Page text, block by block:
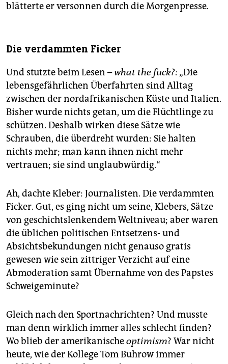
blätterte er versonnen durch die Morgenpresse.
Die verdammten Ficker
Und stutzte beim Lesen –what the fuck?: „Die
lebensgefährlichen Überfahrten sind Alltag
zwischen der nordafrikanischen Küste und Italien.
Bisher wurde nichts getan, um die Flüchtlinge zu
schützen. Deshalb wirken diese Sätze wie
Schrauben, die überdreht wurden: Sie halten
nichts mehr; man kann ihnen nicht mehr
vertrauen; sie sind unglaubwürdig.“
Ah, dachte Kleber: Journalisten. Die verdammten
Ficker. Gut, es ging nicht um seine, Klebers, Sätze
von geschichtslenkendem Weltniveau; aber waren
die üblichen politischen Entsetzens- und
Absichtsbekundungen nicht genauso gratis
gewesen wie sein zittriger Verzicht auf eine
Abmoderation samt Übernahme von des Papstes
Schweigeminute?
Gleich nach den Sportnachrichten? Und musste
man denn wirklich immer alles schlecht finden?
Wo blieb der amerikanischeoptimism? War nicht
heute, wie der Kollege Tom Buhrow immer